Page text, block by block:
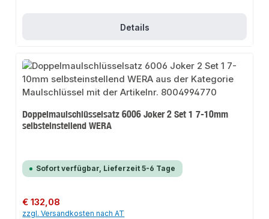
Details
Doppelmaulschlüsselsatz 6006 Joker 2 Set 1 7-10mm
selbsteinstellend WERA
Sofort verfügbar, Lieferzeit 5-6 Tage
Regulärer Preis:
€ 132,08
zzgl. Versandkosten nach AT